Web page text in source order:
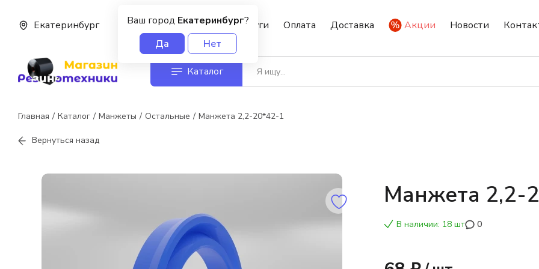
Ваш город Екатеринбург?
Да
Нет
Екатеринбург О нас Услуги Оплата Доставка Акции Новости
Каталог
Главная Каталог Манжеты Остальные Манжета 2,2-20*42-1
Вернуться назад
Манжета 2,2-
В наличии: 18 шт 0